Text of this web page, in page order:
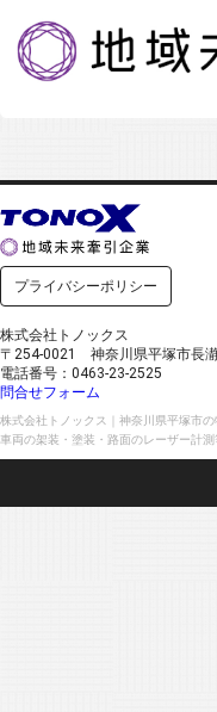
プライバシーポリシー
株式会社トノックス
〒254-0021 神奈川県平塚市長
電話番号：0463-23-2525
問合せフォーム
株式会社トノックス｜神奈川県平塚市の
車両の架装・塗装・路面のレーザー計測